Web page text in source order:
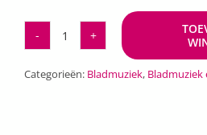
Oeh
Oeh
Categorieën: Bladmuziek,